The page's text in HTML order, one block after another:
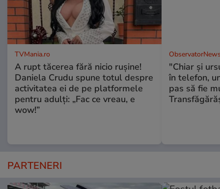
TVMania.ro
A rupt tăcerea fără nicio rușine!
Daniela Crudu spune totul despre
activitatea ei de pe platformele
pentru adulți: „Fac ce vreau, e
wow!”
"Chiar și
în telefon,
pas să fie
PARTENERI